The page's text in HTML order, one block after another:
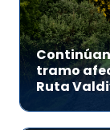
tramo
Ruta